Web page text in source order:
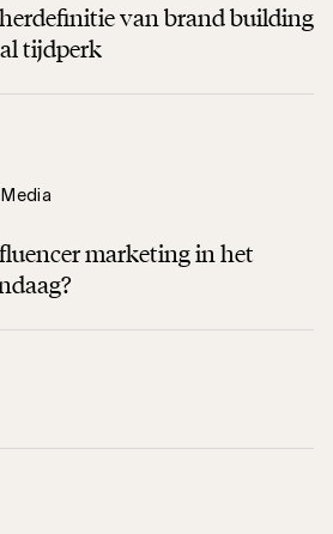
van brand building
tijdperk
marketing in het